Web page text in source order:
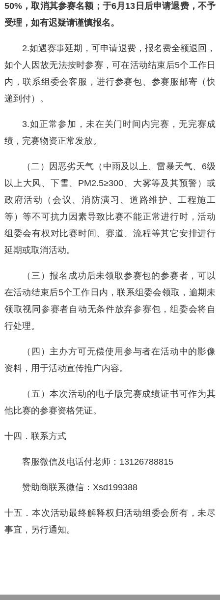
50%，取消其参赛名额 ； 于6月13 日后申请退费，不予
受理 ，如有迟疑请谨慎报名。
2.如遇赛事延期，可申请退费，报名费全额退回，
如个人因故无法按时参赛，可在活动结束后5个工作日
内，联系组委会客服，进行参赛包、参赛服邮寄（快
递到付）。
3.如正常参加，未在关门时间内完赛，无完赛成
绩，完赛物资正常发放。
（二）因恶劣天气（中雨及以上、雷暴天气、6级
以上大风、下雪、PM2.5≥300、大雾等及其预警）或
政府活动（会议、消防演习、道路维护、工程施工
等）等不可抗力因素导致比赛不能正常进行时，活动
组委会有权对比赛时间、赛道、流程等其它安排进行
延期或取消活动。
（三）报名成功后未领取参赛包的参赛者，可以
在活动结束后5个工作日内，联系组委会领取，逾期未
领取视同参赛者自动无条件放弃参赛包，组委会将自
行处理。
（四）主办方可无偿使用参与者在活动中的影像
资料，用于活动宣传推广内容。
（五）本次活动的电子版完赛成绩证书可作为其
他比赛的参赛资格凭证。
十四．联系方式
客服微信及电话付老师：13126788815
赞助商联系微信：Xsd199388
十五．本次活动最终解释权归活动组委会所有，未尽
事宜，另行通知。